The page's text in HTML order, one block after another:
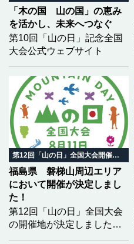
「木の国 山の国」の恵み
を活かし、未来へつなぐ
第10回「山の日」記念全国
大会公式ウェブサイト
第12回「山の日」全国大会開催地決定
福島県 磐梯山周辺エリア
において開催が決定しまし
た！
第12回「山の日」全国大会
の開催地が決定しました！